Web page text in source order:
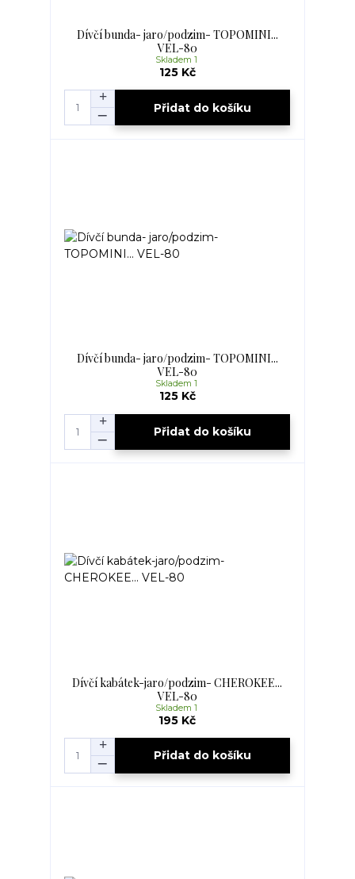
Dívčí bunda- jaro/podzim- TOPOMINI...
VEL-80
125 Kč
Skladem 1
Přidat do košíku
Dívčí bunda- jaro/podzim- TOPOMINI...
VEL-80
125 Kč
Skladem 1
Přidat do košíku
Dívčí kabátek-jaro/podzim- CHEROKEE...
VEL-80
195 Kč
Skladem 1
Přidat do košíku